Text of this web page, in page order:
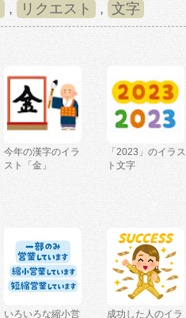
, リクエスト , 文字
今年の漢字のイラ
スト「金」
「2023」のイラス
ト文字
いろいろな縮小営
成功した人のイラ